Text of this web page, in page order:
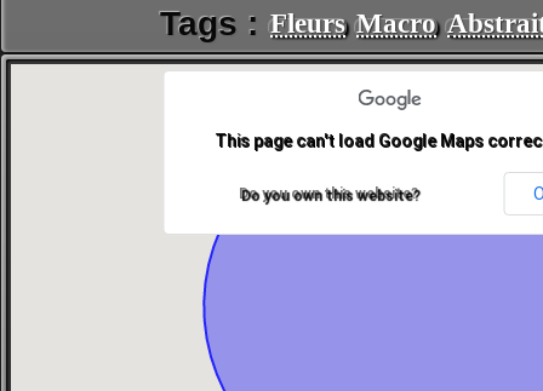
Tags : Fleurs Macro
This page can't load Google Maps
Do you own this website?